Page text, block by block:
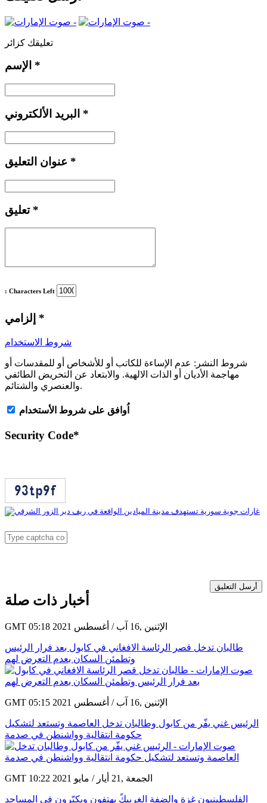
تعليقك كزائر
*
*
*
تعليق *
: Characters Left
*
شروط الاستخدام
شروط النشر: عدم الإساءة للكاتب أو للأشخاص أو للمقدسات أو
مهاجمة الأديان أو الذات الالهية. والابتعاد عن التحريض الطائفي
والعنصري والشتائم.
اُوافق على شروط الأستخدام
Security Code*
أرسل التعليق
أخبار ذات صلة
GMT 05:18 2021 الإثنين ,16 آب / أغسطس
طالبان تدخل قصر الرئاسة الافغاني في كابول بعد فرار الرئيس
وتطمئن السكان بعدم التعرض لهم
GMT 05:15 2021 الإثنين ,16 آب / أغسطس
الرئيس غني يفّر من كابول وطالبان تدخل العاصمة وتستعد لتشكيل
حكومة انتقالية وواشنطن في صدمة
GMT 10:22 2021 الجمعة ,21 أيار / مايو
الفلسطينيون غزة والضفة الغربيكً يهتفون ويكبّرون في المساجد